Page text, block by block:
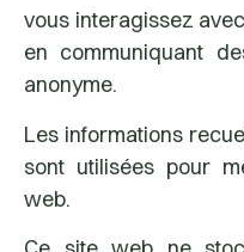
vous interagissez
en communiquant
anonyme.
Les informations
sont utilisées pour
web.